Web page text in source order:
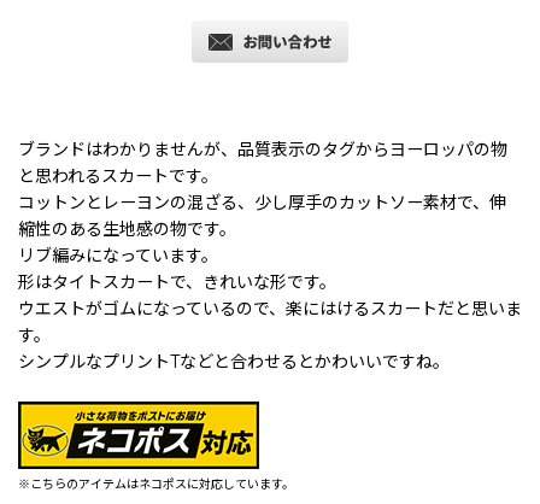
ブランドはわかりませんが、品質表示のタグからヨーロッパの物
と思われるスカートです。
コットンとレーヨンの混ざる、少し厚手のカットソー素材で、伸
縮性のある生地感の物です。
リブ編みになっています。
形はタイトスカートで、きれいな形です。
ウエストがゴムになっているので、楽にはけるスカートだと思いま
す。
シンプルなプリントTなどと合わせるとかわいいですね。
※こちらのアイテムはネコポスに対応しています。